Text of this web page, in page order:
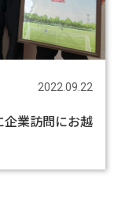
2022.09.22
業訪問にお越